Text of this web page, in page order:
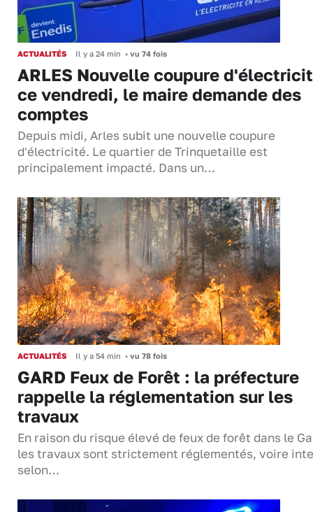
ACTUALITÉS Il y a 24 min • vu 74 fois
ARLES Nouvelle coupure
ce vendredi, le maire demande des
comptes
Depuis midi, Arles subit une nouvelle coupure
d'électricité. Le quartier de Trinquetaille est
principalement impacté. Dans un…
ACTUALITÉS Il y a 54 min • vu 78 fois
GARD Feux de Forêt : la préfecture
rappelle la réglementation sur les
travaux
En raison du risque élevé de feux de forêt dans le
les travaux sont strictement réglementés, voire
selon…